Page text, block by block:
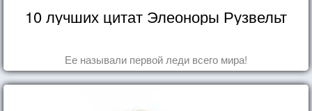
10 лучших цитат Элеоноры Рузвельт
Ее называли первой леди всего мира!